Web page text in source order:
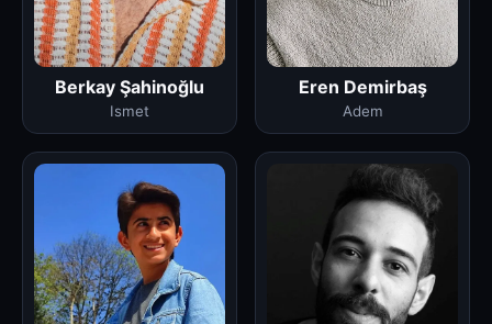
Berkay Şahinoğlu
Ismet
Eren Demirbaş
Adem